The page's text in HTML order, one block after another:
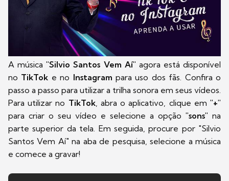
A música"Silvio Santos Vem Aí" agora está disponível
no TikTok e no Instagram para uso dos fãs. Confira o
passo a passo para utilizar a trilha sonora em seus vídeos.
Para utilizar no TikTok, abra o aplicativo, clique em"+"
para criar o seu vídeo e selecione a opção "sons" na
parte superior da tela. Em seguida, procure por "Silvio
Santos Vem Aí" na aba de pesquisa, selecione a música
e comece a gravar!